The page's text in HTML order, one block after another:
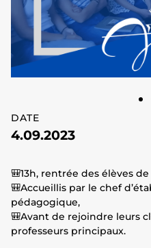
DATE
4.09.2023
🎒13h, rentrée des élèves
🎒Accueillis par le chef
pédagogique,
🎒Avant de rejoindre leurs
professeurs principaux.